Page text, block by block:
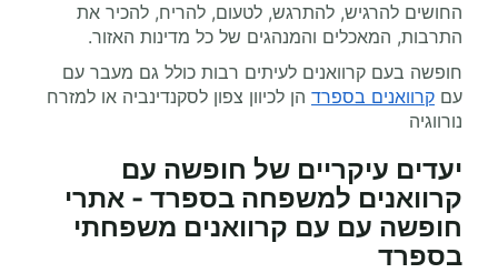
החושים להרגיש, להתרגש, לטעום, להריח, להכיר את
התרבות, המאכלים והמנהגים של כל מדינות האזור.
חופשה בעם קרוואנים לעיתים רבות כולל גם מעבר עם
עם קרוואנים בספרד הן לכיוון צפון לסקנדינביה או למזרח
נורווגיה
יעדים עיקריים של חופשה עם
קרוואנים למשפחה בספרד - אתרי
חופשה עם עם קרוואנים משפחתי
בספרד